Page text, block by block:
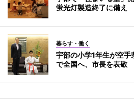
蛍光灯製造終了に備え
暮らす・働く
宇部の小学1年生が空
で全国へ、市長を表敬